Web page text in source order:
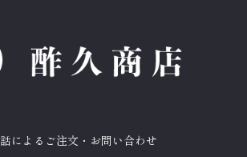
によるご注文・お問い合わせ